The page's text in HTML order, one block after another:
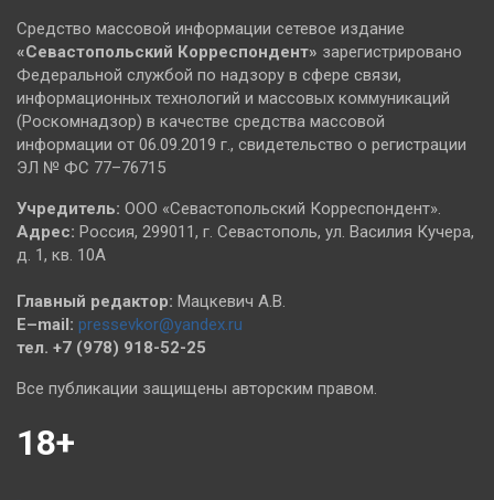
Средство массовой информации сетевое издание
«Севастопольский Корреспондент» зарегистрировано
Федеральной службой по надзору в сфере связи,
информационных технологий и массовых коммуникаций
(Роскомнадзор) в качестве средства массовой
информации от 06.09.2019 г., свидетельство о регистрации
ЭЛ № ФС 77–76715
Учредитель: ООО «Севастопольский Корреспондент».
Адрес: Россия, 299011, г. Севастополь, ул. Василия Кучера,
д. 1, кв. 10А
Главный редактор: Мацкевич А.В.
E–mail: pressevkor@yandex.ru
тел. +7 (978) 918-52-25
Все публикации защищены авторским правом.
18+